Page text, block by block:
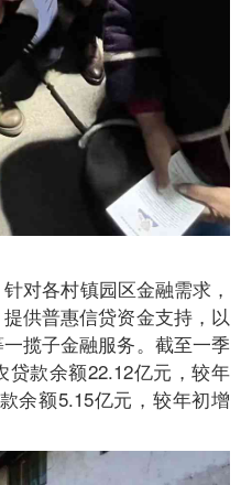
对各村镇园区金融需求，
供普惠信贷资金支持，以
揽子金融服务。截至一季
贷款余额22.12亿元，较年
余额5.15亿元，较年初增